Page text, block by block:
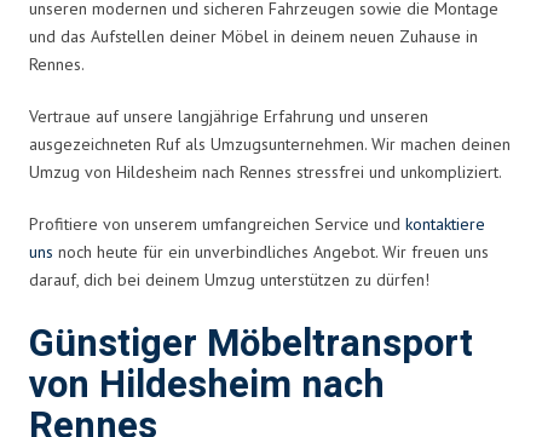
unseren modernen und sicheren Fahrzeugen sowie die Montage
und das Aufstellen deiner Möbel in deinem neuen Zuhause in
Rennes.
Vertraue auf unsere langjährige Erfahrung und unseren
ausgezeichneten Ruf als Umzugsunternehmen. Wir machen deinen
Umzug von Hildesheim nach Rennes stressfrei und unkompliziert.
Profitiere von unserem umfangreichen Service und kontaktiere
uns noch heute für ein unverbindliches Angebot. Wir freuen uns
darauf, dich bei deinem Umzug unterstützen zu dürfen!
Günstiger Möbeltransport
von Hildesheim nach